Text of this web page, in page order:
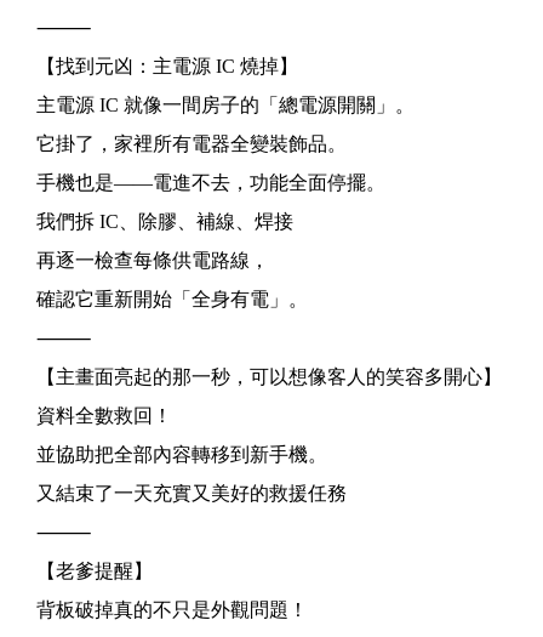
⸻
【找到元凶：主電源 IC 燒掉】
主電源 IC 就像一間房子的「總電源開關」。
它掛了，家裡所有電器全變裝飾品。
手機也是——電進不去，功能全面停擺。
我們拆 IC、除膠、補線、焊接
再逐一檢查每條供電路線，
確認它重新開始「全身有電」。
⸻
【主畫面亮起的那一秒，可以想像客人的笑容多開心】
資料全數救回！
並協助把全部內容轉移到新手機。
又結束了一天充實又美好的救援任務
⸻
【老爹提醒】
背板破掉真的不只是外觀問題！